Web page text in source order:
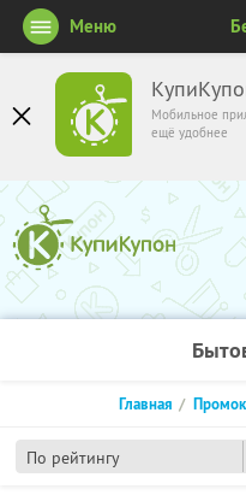
Мобильное
ещё удобнее
Меню
По рейтингу
Главная